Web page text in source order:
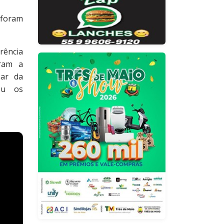
a
da
os